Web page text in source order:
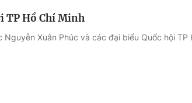
TP Hồ Chí Minh
Xuân Phúc và các đại biểu Quốc hội TP